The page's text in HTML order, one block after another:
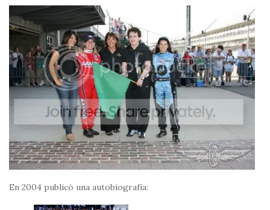
En 2004 publicó una autobiografía: